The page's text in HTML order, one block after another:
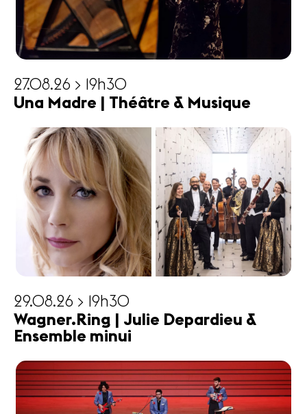
27.08.26 > 19h30
Una Madre | Théâtre & Musique
29.08.26 > 19h30
Wagner.Ring | Julie Depardieu &
Ensemble minui